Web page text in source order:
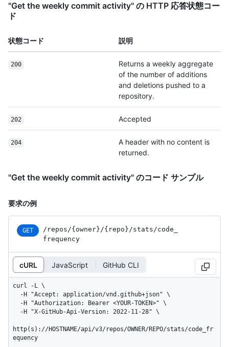
"Get the weekly commit activity" の HTTP 応答状態コー
ド
状態コード 説明
200
Returns a weekly aggregate
of the number of additions
and deletions pushed to a
repository.
202 Accepted
204
A header with no content is
returned.
"Get the weekly commit activity" のコード サンプル
要求の例
GET /repos/{owner}/{repo}/stats/code_
frequency
cURL JavaScript GitHub CLI
curl -L \
http(s)://HOSTNAME/api/v3/repos/OWNER/REPO/stats/code_fr
equency